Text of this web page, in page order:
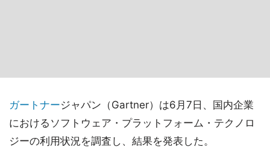
ガートナージャパン（Gartner）は6月7日、国内企業
におけるソフトウェア・プラットフォーム・テクノロ
ジーの利用状況を調査し、結果を発表した。